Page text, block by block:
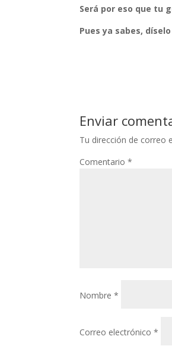
Será por eso que tu
Pues ya sabes,
Enviar
Tu dirección de correo
Comentario*
Nombre*
Correo electrónico*